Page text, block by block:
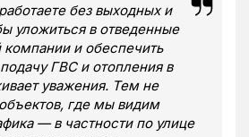
без выходных и
уложиться в отведенные
и обеспечить
ГВС и отопления в
уважения. Тем не
где мы видим
— в частности по улице